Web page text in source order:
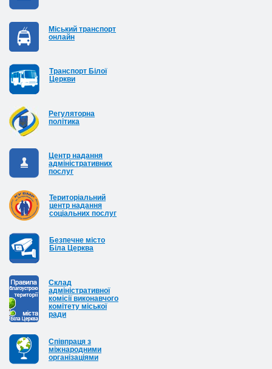
Міський транспорт
онлайн
Транспорт Білої
Церкви
Регуляторна
політика
Центр надання
адміністративних
послуг
Територіальний
центр надання
соціальних послуг
Безпечне місто
Біла Церква
Cклад
адміністративної
комісії виконавчого
комітету міської
ради
Співпраця з
міжнародними
організаціями